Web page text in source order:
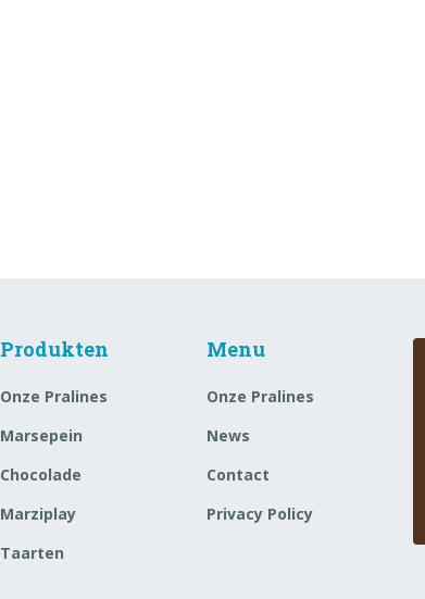
Produkten
Onze Pralines
Marsepein
Chocolade
Marziplay
Taarten
Menu
Onze Pralines
News
Contact
Privacy Policy